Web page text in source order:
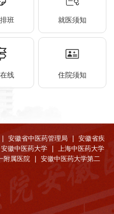
班 就医须知
线 住院须知
安徽省中医药管理局
安徽省疾
安徽中医药大学
上海中医药大学
附属医院
安徽中医药大学第二